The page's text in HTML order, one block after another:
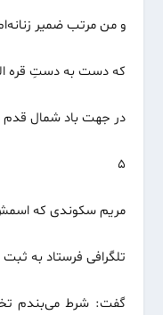
و من مرتب ضمیر
که دست به دستِ قره
در جهت باد شمال قدم
۵
مریم سکوندی که
تلگرافی فرستاد به ثبت
گفت: شرط می‌بندم